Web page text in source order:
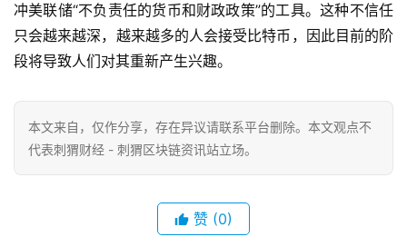
冲美联储“不负责任的货币和财政政策”的工具。这种不信任
只会越来越深，越来越多的人会接受比特币，因此目前的阶
段将导致人们对其重新产生兴趣。
本文来自 ，仅作分享，存在异议请联系平台删除。本文观点不
代表刺猬财经 - 刺猬区块链资讯站立场。
赞 (0)